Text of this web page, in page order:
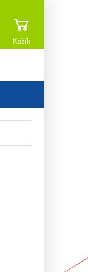
Košík